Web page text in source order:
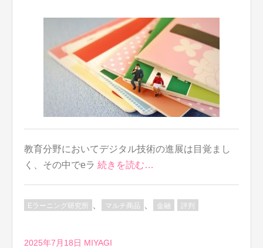
教育分野においてデジタル技術の進展は目覚まし
く、その中でeラ 続きを読む…
Eラーニング研究所 マルチ商品 金融 評判
2025年7月18日 MIYAGI